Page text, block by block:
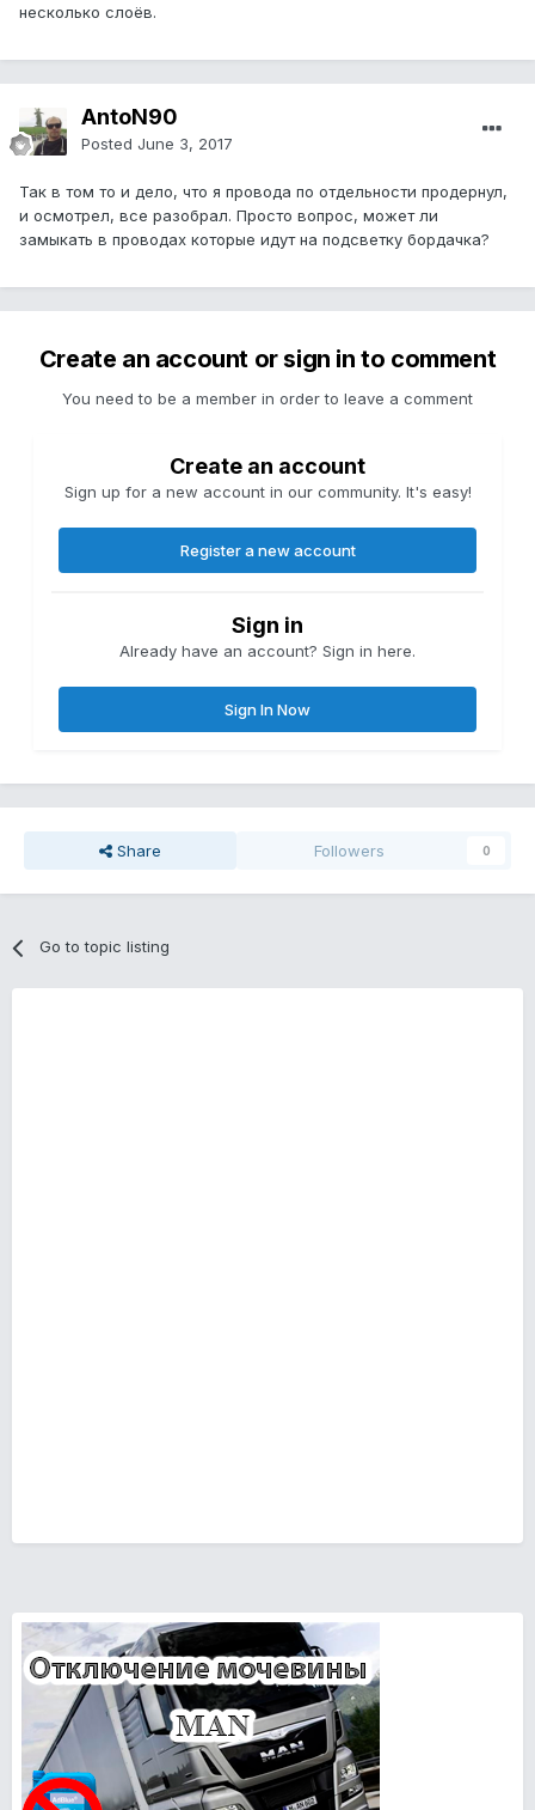
несколько слоёв.
AntoN90
Posted June 3, 2017
Так в том то и дело, что я провода по отдельности продернул,
и осмотрел, все разобрал. Просто вопрос, может ли
замыкать в проводах которые идут на подсветку бордачка?
Create an account or sign in to comment
You need to be a member in order to leave a comment
Create an account
Sign up for a new account in our community. It's easy!
Register a new account
Sign in
Already have an account? Sign in here.
Sign In Now
Share Followers 0
Go to topic listing